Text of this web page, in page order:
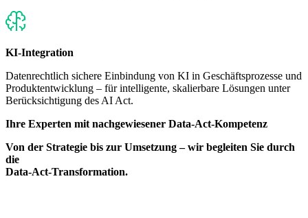
KI-Integration
Datenrechtlich sichere Einbindung von KI in Geschäftsprozesse und
Produktentwicklung – für intelligente, skalierbare Lösungen unter
Berücksichtigung des AI Act.
Ihre Experten mit nachgewiesener Data-Act-Kompetenz
Von der Strategie bis zur Umsetzung – wir begleiten Sie durch
die
Data-Act-Transformation.